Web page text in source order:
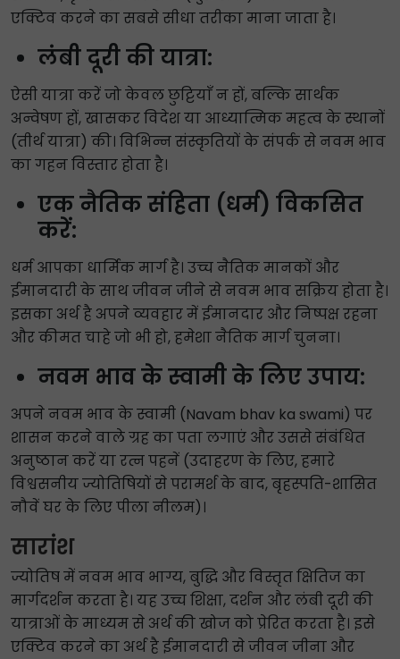
एक्टिव करने का सबसे सीधा तरीका माना जाता है।
लंबी दूरी की यात्रा:
ऐसी यात्रा करें जो केवल छुट्टियाँ न हों, बल्कि सार्थक
अन्वेषण हों, खासकर विदेश या आध्यात्मिक महत्व के स्थानों
(तीर्थ यात्रा) की। विभिन्न संस्कृतियों के संपर्क से नवम भाव
का गहन विस्तार होता है।
एक नैतिक संहिता (धर्म) विकसित
करें:
धर्म आपका धार्मिक मार्ग है। उच्च नैतिक मानकों और
ईमानदारी के साथ जीवन जीने से नवम भाव सक्रिय होता है।
इसका अर्थ है अपने व्यवहार में ईमानदार और निष्पक्ष रहना
और कीमत चाहे जो भी हो, हमेशा नैतिक मार्ग चुनना।
नवम भाव के स्वामी के लिए उपाय:
अपने नवम भाव के स्वामी (Navam bhav ka swami) पर
शासन करने वाले ग्रह का पता लगाएं और उससे संबंधित
अनुष्ठान करें या रत्न पहनें (उदाहरण के लिए, हमारे
विश्वसनीय ज्योतिषियों से परामर्श के बाद, बृहस्पति-शासित
नौवें घर के लिए पीला नीलम)।
सारांश
ज्योतिष में नवम भाव भाग्य, बुद्धि और विस्तृत क्षितिज का
मार्गदर्शन करता है। यह उच्च शिक्षा, दर्शन और लंबी दूरी की
यात्राओं के माध्यम से अर्थ की खोज को प्रेरित करता है। इसे
एक्टिव करने का अर्थ है ईमानदारी से जीवन जीना और